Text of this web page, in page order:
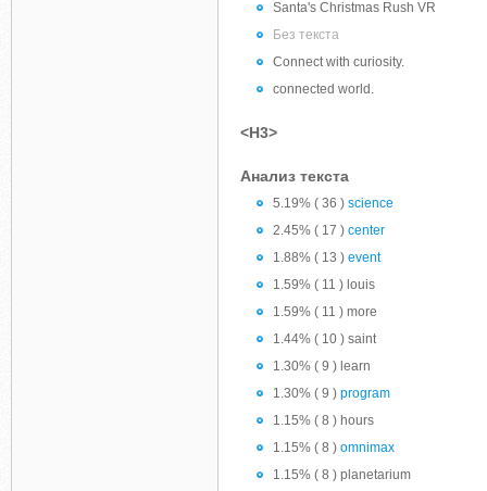
Santa's Christmas Rush VR
Без текста
Connect with curiosity.
connected world.
<H3>
Анализ текста
5.19% ( 36 ) science
2.45% ( 17 ) center
1.88% ( 13 ) event
1.59% ( 11 ) louis
1.59% ( 11 ) more
1.44% ( 10 ) saint
1.30% ( 9 ) learn
1.30% ( 9 ) program
1.15% ( 8 ) hours
1.15% ( 8 ) omnimax
1.15% ( 8 ) planetarium